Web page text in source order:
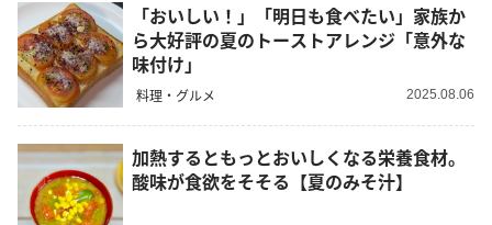
「おいしい！」「明日も食べたい」家族か
ら大好評の夏のトーストアレンジ「意外な
味付け」
料理・グルメ 2025.08.06
加熱するともっとおいしくなる栄養食材。
酸味が食欲をそそる【夏のみそ汁】